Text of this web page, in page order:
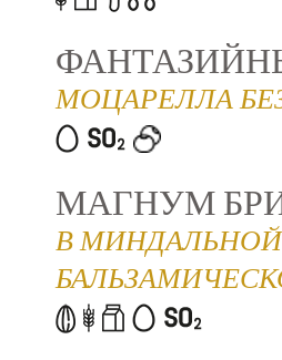
МОЦАРЕЛЛА
МАГНУМ
В МИНДАЛЬНОЙ